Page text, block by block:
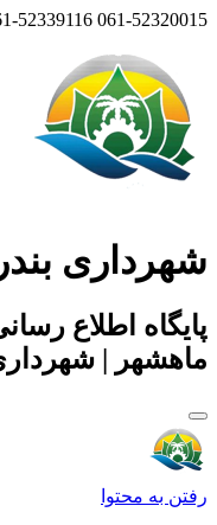
061-52320015
52339116
شهرداری
پایگاه اطلاع
ماهشهر |
رفتن به محتوا